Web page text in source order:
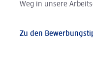
Weg in unsere
Zu den